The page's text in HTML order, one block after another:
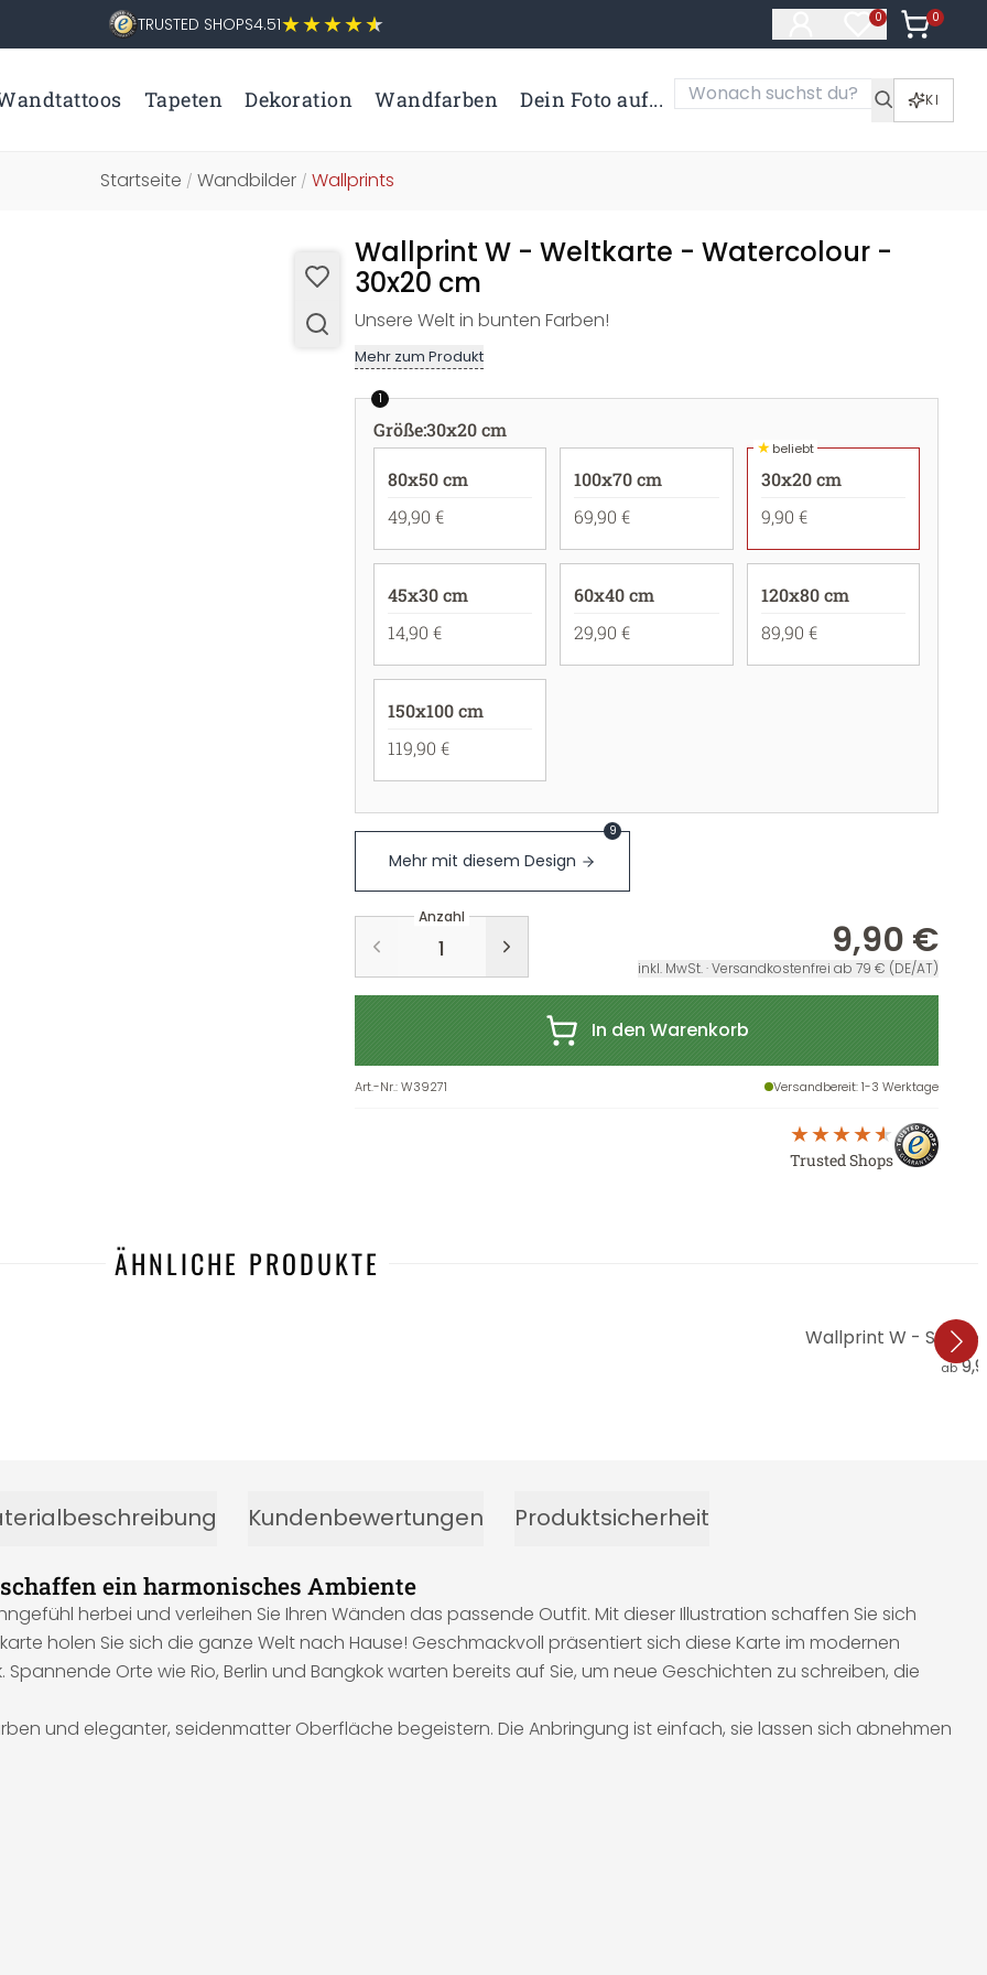
TRUSTED SHOPS4.51 0
Artikel im
0
Artikel
Tapeten Dekoration Wandfarben Dein Foto auf... KI
Startseite / Wandbilder/ Wallprints
Wallprint W - Weltkarte - Watercolour -
30x20 cm
Unsere Welt in bunten Farben!
Mehr zum Produkt
1
Größe:30x20 cm
80x50 cm
49,90 €
100x70 cm
69,90 €
★beliebt
30x20 cm
9,90 €
45x30 cm
14,90 €
60x40 cm
29,90 €
120x80 cm
89,90 €
150x100 cm
119,90 €
Mehr mit diesem Design
9
Anzahl
9,90 €
inkl. MwSt. · Versandkostenfrei ab 79 € (DE/AT)
In den Warenkorb
Art.-Nr.:W39271 Versandbereit: 1-3 Werktage
Trusted Shops
ÄHNLICHE PRODUKTE
Wallprint W -
ab
Kundenbewertungen Produktsicherheit
ein harmonisches Ambiente
herbei und verleihen Sie Ihren Wänden das passende Outfit. Mit dieser Illustration schaffen Sie sich
holen Sie sich die ganze Welt nach Hause! Geschmackvoll präsentiert sich diese Karte im modernen
Orte wie Rio, Berlin und Bangkok warten bereits auf Sie, um neue Geschichten zu schreiben, die
und eleganter, seidenmatter Oberfläche begeistern. Die Anbringung ist einfach, sie lassen sich abnehmen